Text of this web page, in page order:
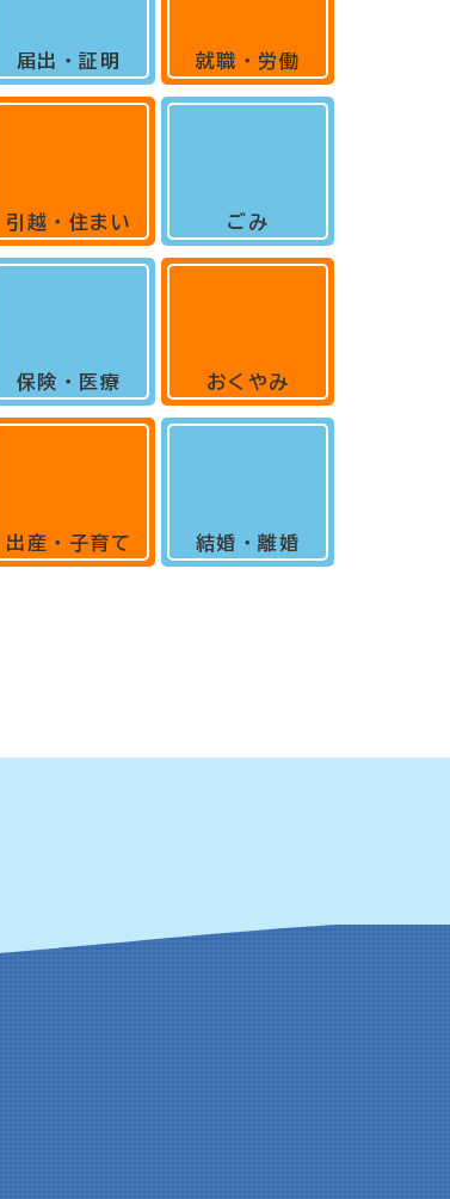
届出・証明
引越・住まい
保険・医療
出産・子育て
就職・労働
ごみ
おくやみ
結婚・離婚